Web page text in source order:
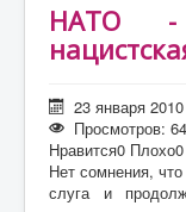
НАТО -
23 января 2010
Просмотров:
Нравится0 Плохо0
Нет сомнения,
слуга и